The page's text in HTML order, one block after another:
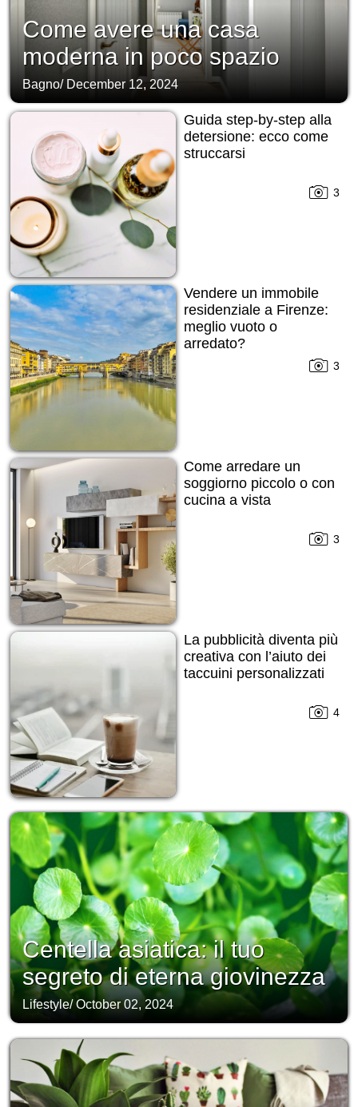
Come avere una casa
moderna in poco spazio
Bagno/ December 12, 2024
Guida step-by-step alla
detersione: ecco come
struccarsi
3
Vendere un immobile
residenziale a Firenze:
meglio vuoto o
arredato?
3
Come arredare un
soggiorno piccolo o con
cucina a vista
3
La pubblicità diventa più
creativa con l’aiuto dei
taccuini personalizzati
4
Centella asiatica: il tuo
segreto di eterna giovinezza
Lifestyle/October 02, 2024